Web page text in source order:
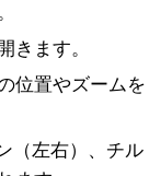
きます。
位置やズームを
（左右）、チル